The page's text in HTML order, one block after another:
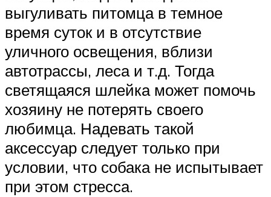
выгуливать питомца в темное
время суток и в отсутствие
уличного освещения, вблизи
автотрассы, леса и т.д. Тогда
светящаяся шлейка может помочь
хозяину не потерять своего
любимца. Надевать такой
аксессуар следует только при
условии, что собака не испытывает
при этом стресса.